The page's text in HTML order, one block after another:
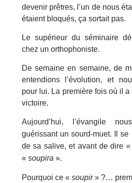
devenir prêtres, l’un de nous
étaient bloqués, ça sortait pas.
Le supérieur du séminaire
chez un orthophoniste.
De semaine en semaine, de
entendions l’évolution, et
pour lui. La première fois où il a
victoire.
Aujourd’hui, l’évangile
guérissant un sourd-muet. Il se
de sa salive, et avant de dire «
« soupira ».
Pourquoi ce « soupir» ?…